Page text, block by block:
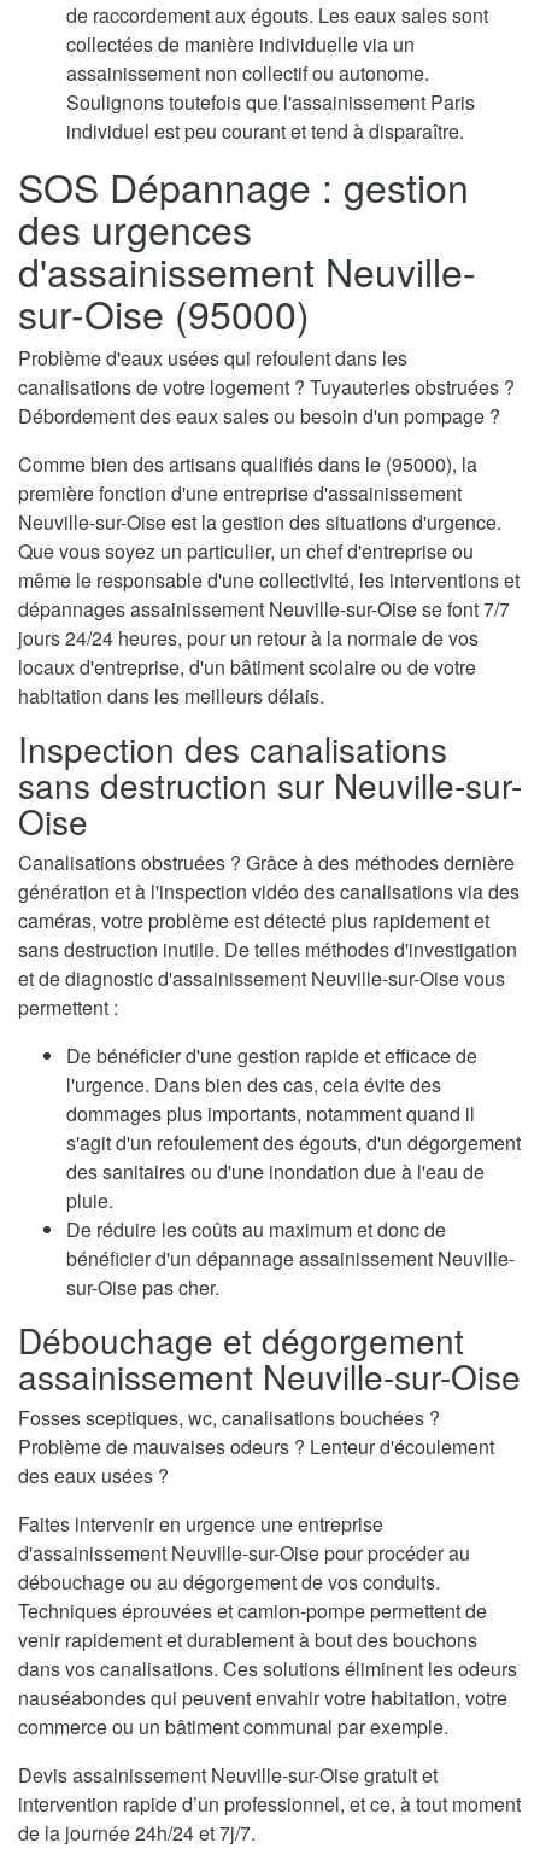
de raccordement aux égouts. Les eaux sales sont
collectées de manière individuelle via un
assainissement non collectif ou autonome.
Soulignons toutefois que l'assainissement Paris
individuel est peu courant et tend à disparaître.
SOS Dépannage : gestion
des urgences
d'assainissement Neuville-
sur-Oise (95000)
Problème d'eaux usées qui refoulent dans les
canalisations de votre logement ? Tuyauteries obstruées ?
Débordement des eaux sales ou besoin d'un pompage ?
Comme bien des artisans qualifiés dans le (95000), la
première fonction d'une entreprise d'assainissement
Neuville-sur-Oise est la gestion des situations d'urgence.
Que vous soyez un particulier, un chef d'entreprise ou
même le responsable d'une collectivité, les interventions et
dépannages assainissement Neuville-sur-Oise se font 7/7
jours 24/24 heures, pour un retour à la normale de vos
locaux d'entreprise, d'un bâtiment scolaire ou de votre
habitation dans les meilleurs délais.
Inspection des canalisations
sans destruction sur Neuville-sur-
Oise
Canalisations obstruées ? Grâce à des méthodes dernière
génération et à l'inspection vidéo des canalisations via des
caméras, votre problème est détecté plus rapidement et
sans destruction inutile. De telles méthodes d'investigation
et de diagnostic d'assainissement Neuville-sur-Oise vous
permettent :
De bénéficier d'une gestion rapide et efficace de
l'urgence. Dans bien des cas, cela évite des
dommages plus importants, notamment quand il
s'agit d'un refoulement des égouts, d'un dégorgement
des sanitaires ou d'une inondation due à l'eau de
pluie.
De réduire les coûts au maximum et donc de
bénéficier d'un dépannage assainissement Neuville-
sur-Oise pas cher.
Débouchage et dégorgement
assainissement Neuville-sur-Oise
Fosses sceptiques, wc, canalisations bouchées ?
Problème de mauvaises odeurs ? Lenteur d'écoulement
des eaux usées ?
Faites intervenir en urgence une entreprise
d'assainissement Neuville-sur-Oise pour procéder au
débouchage ou au dégorgement de vos conduits.
Techniques éprouvées et camion-pompe permettent de
venir rapidement et durablement à bout des bouchons
dans vos canalisations. Ces solutions éliminent les odeurs
nauséabondes qui peuvent envahir votre habitation, votre
commerce ou un bâtiment communal par exemple.
Devis assainissement Neuville-sur-Oise gratuit et
intervention rapide d’un professionnel, et ce, à tout moment
de la journée 24h/24 et 7j/7.